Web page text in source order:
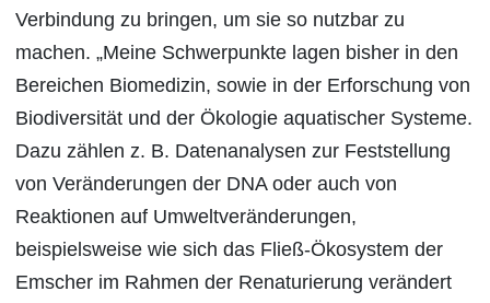
Verbindung zu bringen, um sie so nutzbar zu
machen. „Meine Schwerpunkte lagen bisher in den
Bereichen Biomedizin, sowie in der Erforschung von
Biodiversität und der Ökologie aquatischer Systeme.
Dazu zählen z. B. Datenanalysen zur Feststellung
von Veränderungen der DNA oder auch von
Reaktionen auf Umweltveränderungen,
beispielsweise wie sich das Fließ-Ökosystem der
Emscher im Rahmen der Renaturierung verändert